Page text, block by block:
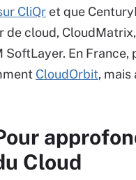
CliQr et que
de cloud,
SoftLayer. En
CloudOrbit, mais
Cloud